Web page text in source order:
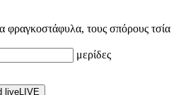
liveLIVE
φραγκοστάφυλα, τους σπόρους τσία
μερίδες